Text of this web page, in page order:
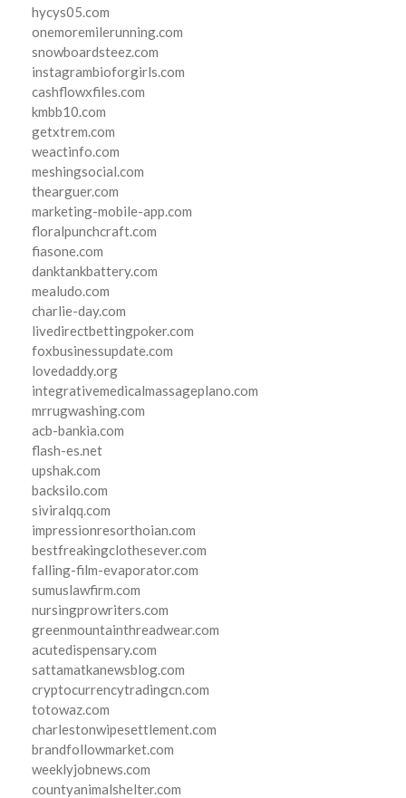
hycys05.com
onemoremilerunning.com
snowboardsteez.com
instagrambioforgirls.com
cashflowxfiles.com
kmbb10.com
getxtrem.com
weactinfo.com
meshingsocial.com
thearguer.com
marketing-mobile-app.com
floralpunchcraft.com
fiasone.com
danktankbattery.com
mealudo.com
charlie-day.com
livedirectbettingpoker.com
foxbusinessupdate.com
lovedaddy.org
integrativemedicalmassageplano.com
mrrugwashing.com
acb-bankia.com
flash-es.net
upshak.com
backsilo.com
siviralqq.com
impressionresorthoian.com
bestfreakingclothesever.com
falling-film-evaporator.com
sumuslawfirm.com
nursingprowriters.com
greenmountainthreadwear.com
acutedispensary.com
sattamatkanewsblog.com
cryptocurrencytradingcn.com
totowaz.com
charlestonwipesettlement.com
brandfollowmarket.com
weeklyjobnews.com
countyanimalshelter.com